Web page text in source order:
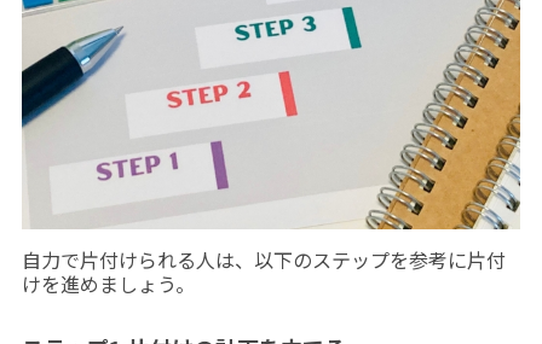
自力で片付けられる人は、以下のステップを参考に片付
けを進めましょう。